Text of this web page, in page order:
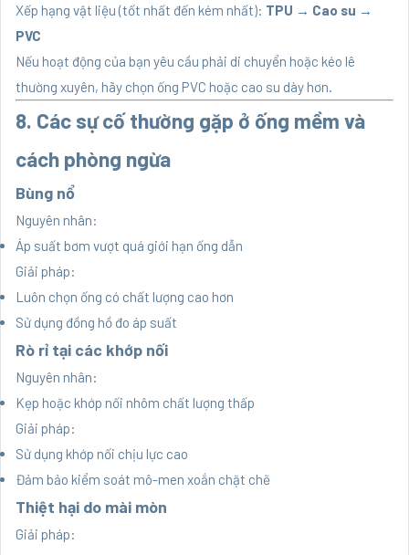
Xếp hạng vật liệu (tốt nhất đến kém nhất): TPU → Cao su →
PVC
Nếu hoạt động của bạn yêu cầu phải di chuyển hoặc kéo lê
thường xuyên, hãy chọn ống PVC hoặc cao su dày hơn.
8. Các sự cố thường gặp ở ống mềm và
cách phòng ngừa
Bùng nổ
Nguyên nhân:
Áp suất bơm vượt quá giới hạn ống dẫn
Giải pháp:
Luôn chọn ống có chất lượng cao hơn
Sử dụng đồng hồ đo áp suất
Rò rỉ tại các khớp nối
Nguyên nhân:
Kẹp hoặc khớp nối nhôm chất lượng thấp
Giải pháp:
Sử dụng khớp nối chịu lực cao
Đảm bảo kiểm soát mô-men xoắn chặt chẽ
Thiệt hại do mài mòn
Giải pháp: